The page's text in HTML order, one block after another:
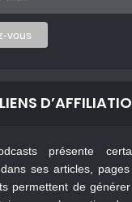
vous
LIENS
présente
dans ses articles,
permettent de